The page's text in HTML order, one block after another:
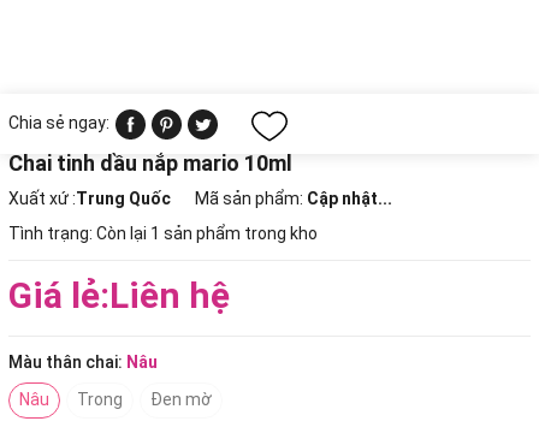
Chia sẻ ngay:
Chai tinh dầu nắp mario 10ml
Xuất xứ :Trung Quốc Mã sản phẩm: Cập nhật...
Tình trạng: Còn lại 1 sản phẩm trong kho
Giá lẻ:Liên hệ
Màu thân chai: Nâu
Nâu
Trong Đen mờ